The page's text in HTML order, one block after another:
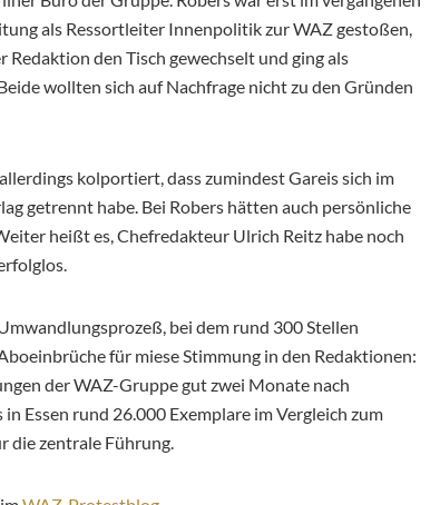
als Ressortleiter Innenpolitik zur WAZ gestoßen,
den Tisch gewechselt und ging als
wollten sich auf Nachfrage nicht zu den Gründen
kolportiert, dass zumindest Gareis sich im
getrennt habe. Bei Robers hätten auch persönliche
heißt es, Chefredakteur Ulrich Reitz habe noch
bei dem rund 300 Stellen
für miese Stimmung in den Redaktionen:
der WAZ-Gruppe gut zwei Monate nach
Essen rund 26.000 Exemplare im Vergleich zum
die zentrale Führung.